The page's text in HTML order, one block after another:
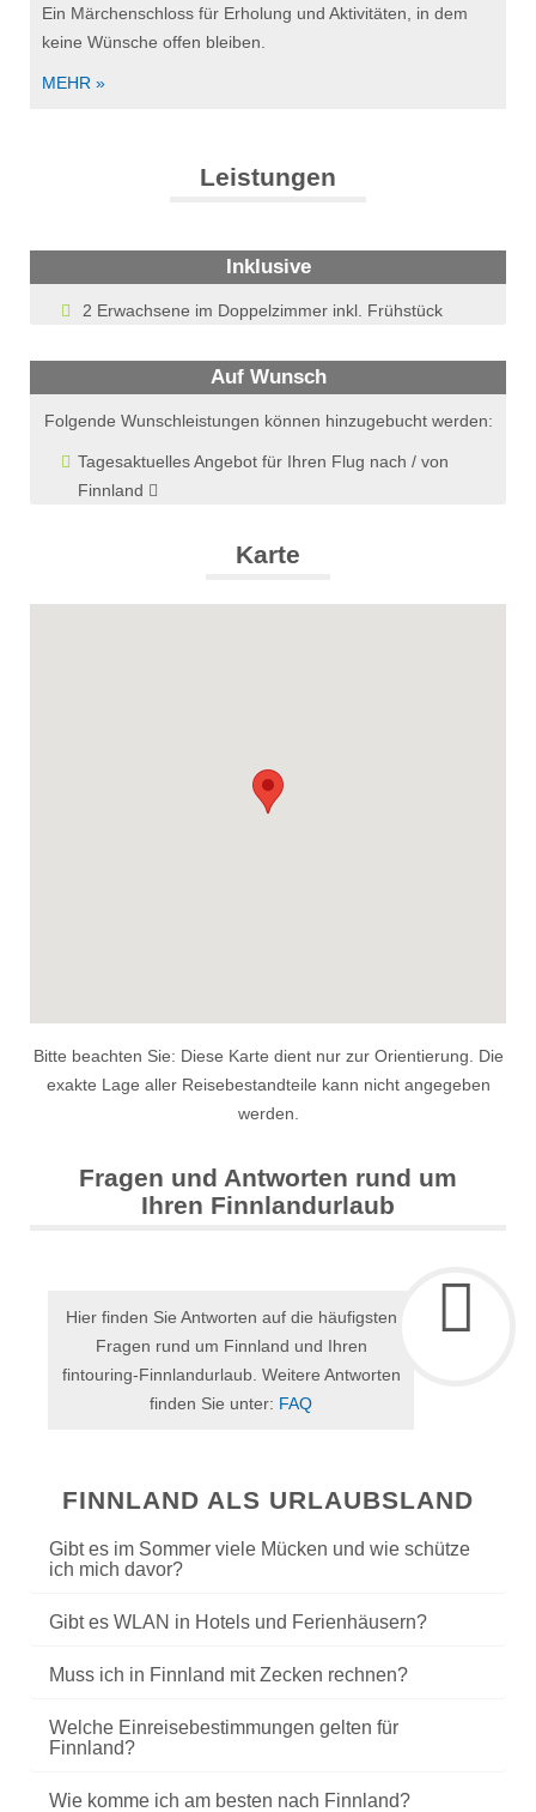
Ein Märchenschloss für Erholung und Aktivitäten, in dem
keine Wünsche offen bleiben.
MEHR »
Leistungen
Inklusive
2 Erwachsene im Doppelzimmer inkl. Frühstück
Auf Wunsch
Folgende Wunschleistungen können hinzugebucht werden:
Tagesaktuelles Angebot für Ihren Flug nach / von
Finnland
Karte
Bitte beachten Sie: Diese Karte dient nur zur Orientierung. Die
exakte Lage aller Reisebestandteile kann nicht angegeben
werden.
Fragen und Antworten rund um
Ihren Finnlandurlaub
Hier finden Sie Antworten auf die häufigsten
Fragen rund um Finnland und Ihren
fintouring-Finnlandurlaub. Weitere Antworten
finden Sie unter: FAQ
FINNLAND ALS URLAUBSLAND
Gibt es im Sommer viele Mücken und wie schütze
ich mich davor?
Gibt es WLAN in Hotels und Ferienhäusern?
Muss ich in Finnland mit Zecken rechnen?
Welche Einreisebestimmungen gelten für
Finnland?
Wie komme ich am besten nach Finnland?